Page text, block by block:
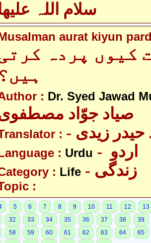
سلام اللہ
aurat kiyun
کیوں پردہ
ہیں؟
: Dr. Syed Jawad
صیاد جوّاد
:
: Urdu
: Life - زندگی
:
5 6 7 8 9 10 11 12
13
32 33 34 35 36 37 38
39
58 59 60 61 62 63 64
65